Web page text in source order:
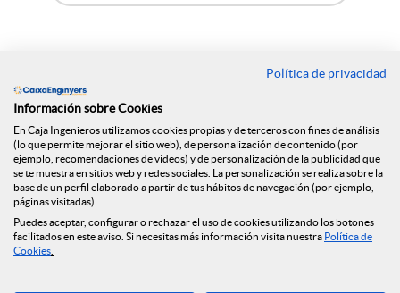
R
e
d
l
i
c
t
ó
n
Encuéntranos en
Blog
Política de privacidad
Información sobre Cookies
En Caja Ingenieros utilizamos cookies propias y de terceros con fines de análisis
(lo que permite mejorar el sitio web), de personalización de contenido (por
ejemplo, recomendaciones de vídeos) y de personalización de la publicidad que
se te muestra en sitios web y redes sociales. La personalización se realiza sobre la
base de un perfil elaborado a partir de tus hábitos de navegación (por ejemplo,
páginas visitadas).
Puedes aceptar, configurar o rechazar el uso de cookies utilizando los botones
facilitados en este aviso. Si necesitas más información visita nuestra Política de
Cookies